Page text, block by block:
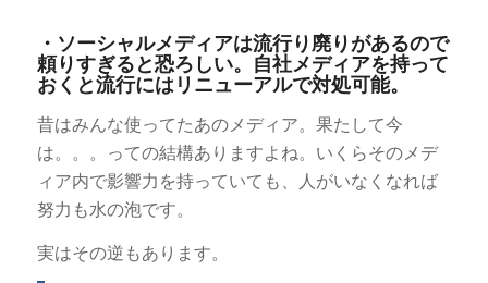
・ソーシャルメディアは流行り廃りがあるので
頼りすぎると恐ろしい。自社メディアを持って
おくと流行にはリニューアルで対処可能。
昔はみんな使ってたあのメディア。果たして今
は。。。っての結構ありますよね。いくらそのメデ
ィア内で影響力を持っていても、人がいなくなれば
努力も水の泡です。
実はその逆もあります。